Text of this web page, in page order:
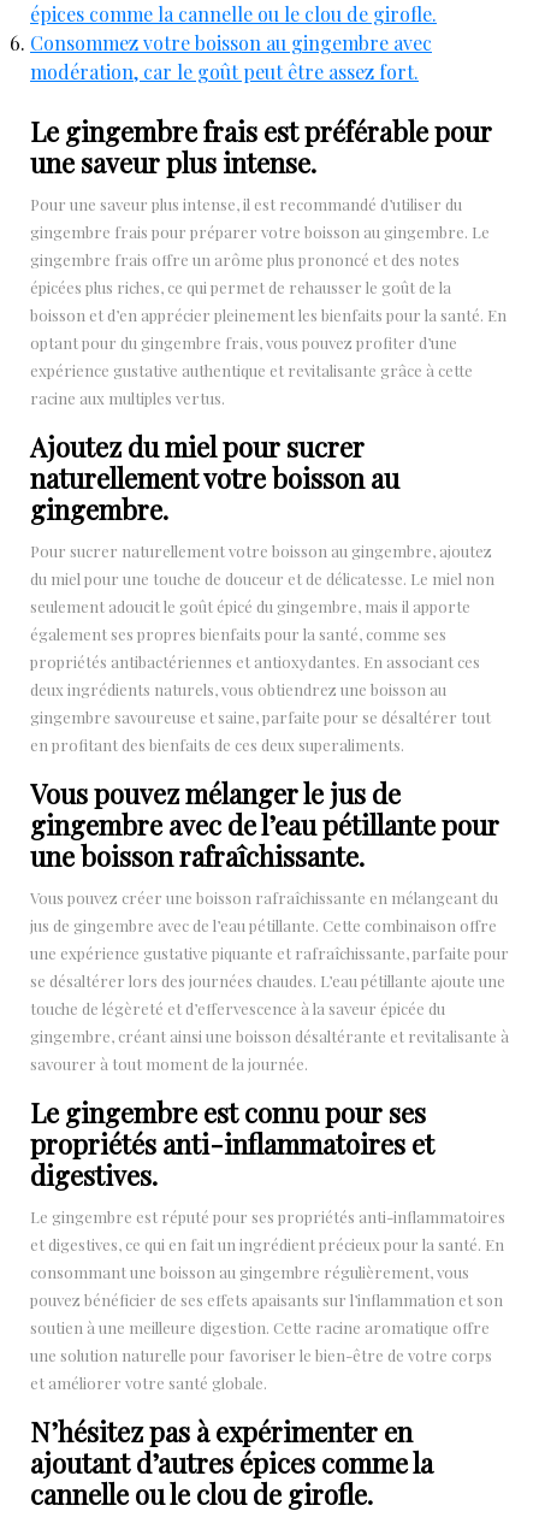
épices comme la cannelle ou le clou de girofle.
Consommez votre boisson au gingembre avec
modération, car le goût peut être assez fort.
Le gingembre frais est préférable pour
une saveur plus intense.
Pour une saveur plus intense, il est recommandé d’utiliser du
gingembre frais pour préparer votre boisson au gingembre. Le
gingembre frais offre un arôme plus prononcé et des notes
épicées plus riches, ce qui permet de rehausser le goût de la
boisson et d’en apprécier pleinement les bienfaits pour la santé. En
optant pour du gingembre frais, vous pouvez profiter d’une
expérience gustative authentique et revitalisante grâce à cette
racine aux multiples vertus.
Ajoutez du miel pour sucrer
naturellement votre boisson au
gingembre.
Pour sucrer naturellement votre boisson au gingembre, ajoutez
du miel pour une touche de douceur et de délicatesse. Le miel non
seulement adoucit le goût épicé du gingembre, mais il apporte
également ses propres bienfaits pour la santé, comme ses
propriétés antibactériennes et antioxydantes. En associant ces
deux ingrédients naturels, vous obtiendrez une boisson au
gingembre savoureuse et saine, parfaite pour se désaltérer tout
en profitant des bienfaits de ces deux superaliments.
Vous pouvez mélanger le jus de
gingembre avec de l’eau pétillante pour
une boisson rafraîchissante.
Vous pouvez créer une boisson rafraîchissante en mélangeant du
jus de gingembre avec de l’eau pétillante. Cette combinaison offre
une expérience gustative piquante et rafraîchissante, parfaite pour
se désaltérer lors des journées chaudes. L’eau pétillante ajoute une
touche de légèreté et d’effervescence à la saveur épicée du
gingembre, créant ainsi une boisson désaltérante et revitalisante à
savourer à tout moment de la journée.
Le gingembre est connu pour ses
propriétés anti-inflammatoires et
digestives.
Le gingembre est réputé pour ses propriétés anti-inflammatoires
et digestives, ce qui en fait un ingrédient précieux pour la santé. En
consommant une boisson au gingembre régulièrement, vous
pouvez bénéficier de ses effets apaisants sur l’inflammation et son
soutien à une meilleure digestion. Cette racine aromatique offre
une solution naturelle pour favoriser le bien-être de votre corps
et améliorer votre santé globale.
N’hésitez pas à expérimenter en
ajoutant d’autres épices comme la
cannelle ou le clou de girofle.